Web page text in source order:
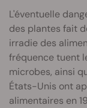
L'éventuelle
des plantes fait
irradie des
fréquence tuent
microbes, ainsi
États-Unis ont
alimentaires en